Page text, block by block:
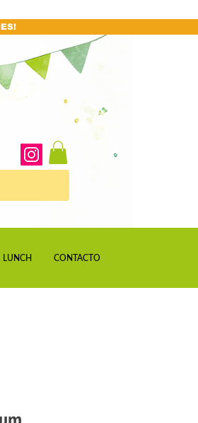
LUNCH CONTACTO